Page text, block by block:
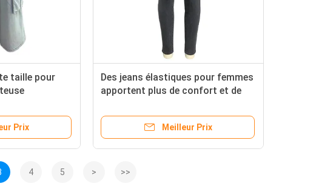
taille pour
Prix
Des jeans élastiques pour femmes
apportent plus de confort et de
Meilleur Prix
4 5 > >>